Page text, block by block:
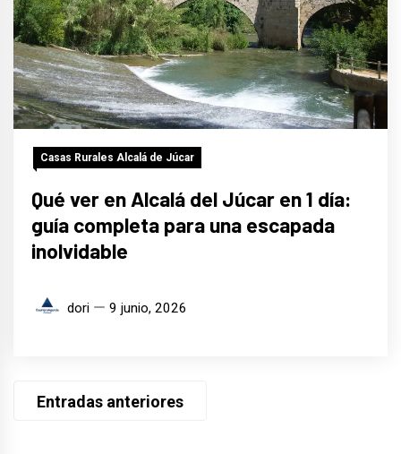
Casas Rurales Alcalá de Júcar
Qué ver en Alcalá del Júcar en 1 día:
guía completa para una escapada
inolvidable
dori 9 junio, 2026
Navegación
Entradas anteriores